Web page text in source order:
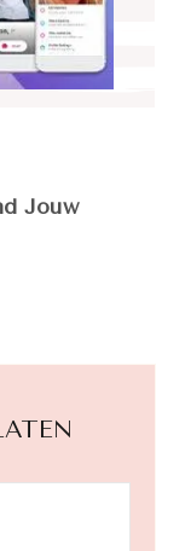
Jouw